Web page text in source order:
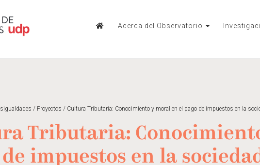
Acerca del Observatorio
/ Proyectos / Cultura Tributaria: Conocimiento y moral en el pago de impuestos en la
Tributaria:
de impuestos en la